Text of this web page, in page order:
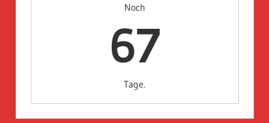
Noch
67
Tage.